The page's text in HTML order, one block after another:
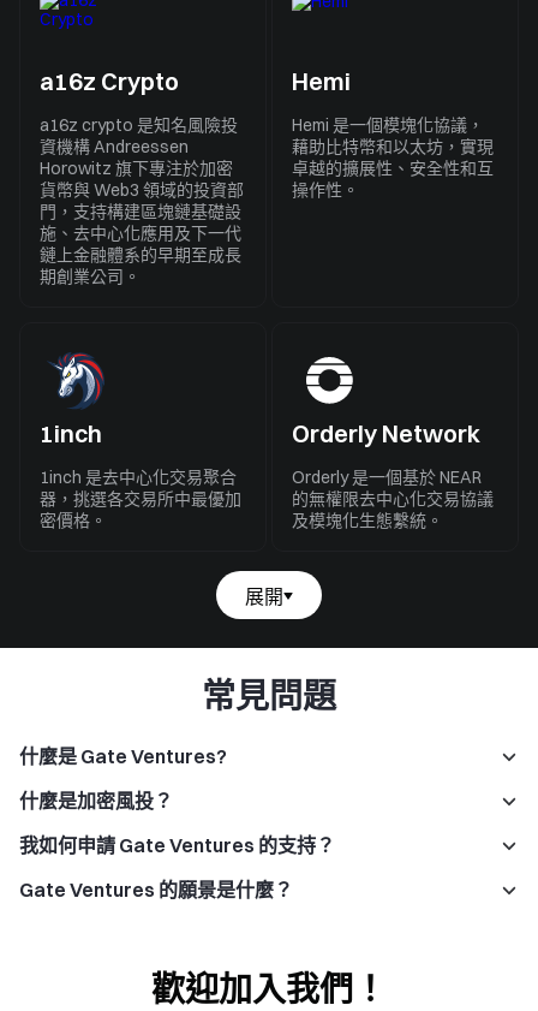
a16z Crypto
a16z crypto 是知名風險投
資機構 Andreessen
Horowitz 旗下專注於加密
貨幣與 Web3 領域的投資部
門，支持構建區塊鏈基礎設
施、去中心化應用及下一代
鏈上金融體系的早期至成長
期創業公司。
Hemi
Hemi 是一個模塊化協議，
藉助比特幣和以太坊，實現
卓越的擴展性、安全性和互
操作性。
1inch
1inch 是去中心化交易聚合
器，挑選各交易所中最優加
密價格。
Orderly Network
Orderly 是一個基於 NEAR
的無權限去中心化交易協議
及模塊化生態繫統。
展開
常見問題
什麼是 Gate Ventures?
什麼是加密風投？
我如何申請 Gate Ventures 的支持？
Gate Ventures 的願景是什麼？
歡迎加入我們！